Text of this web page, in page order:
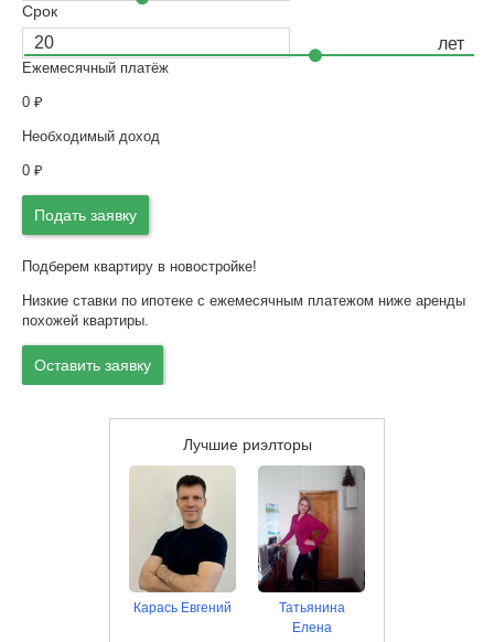
Срок
Ежемесячный платёж
0 ₽
Необходимый доход
0 ₽
Подать заявку
Подберем квартиру в новостройке!
Низкие ставки по ипотеке с ежемесячным платежом ниже аренды
похожей квартиры.
Оставить заявку
Лучшие риэлторы
Карась Евгений
Татьянина
Елена